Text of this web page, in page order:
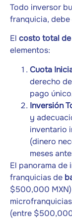
Todo inversor
franquicia,
El costo total
elementos:
Cuota
derecho
pago
Inversión
y
inventario
(dinero
meses
El panorama de
franquicias de
$500,000
(entre